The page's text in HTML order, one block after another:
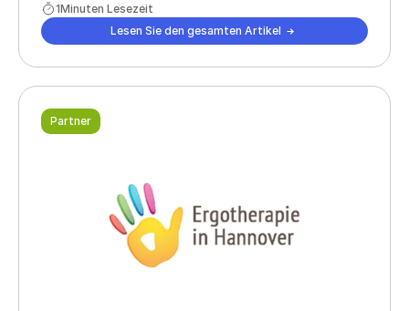
1Minuten Lesezeit
Lesen Sie den gesamten Artikel
Partner